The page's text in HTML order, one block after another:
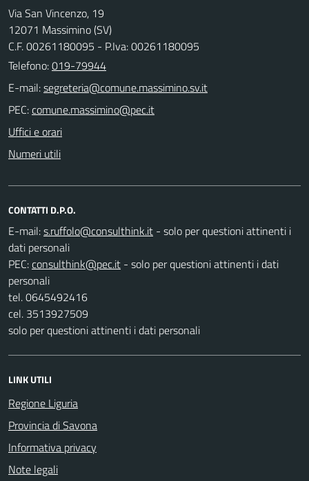
Via San Vincenzo, 19
12071 Massimino (SV)
C.F. 00261180095 - P.Iva: 00261180095
Telefono:019-79944
E-mail:
PEC:
Uffici e orari
Numeri utili
CONTATTI D.P.O.
E-mail:
- solo per questioni attinenti i
dati personali
PEC:
- solo per questioni attinenti i dati
personali
tel. 0645492416
cel. 3513927509
solo per questioni attinenti i dati personali
LINK UTILI
Regione Liguria
Provincia di Savona
Informativa privacy
Note legali